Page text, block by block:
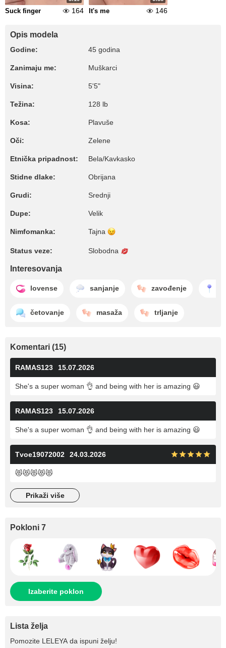
Suck finger 164 It's me 146
Opis modela
Godine: 45 godina
Zanimaju me: Muškarci
Visina: 5'5"
Težina: 128 lb
Kosa: Plavuše
Oči: Zelene
Etnička pripadnost: Bela/Kavkasko
Stidne dlake: Obrijana
Grudi: Srednji
Dupe: Velik
Nimfomanka: Tajna
Status veze: Slobodna
Interesovanja
lovense sanjanje zavođenje
četovanje masaža trljanje
Komentari (15)
RAMAS123 15.07.2026
She's a super woman 👌 and being with her is amazing 😃
RAMAS123 15.07.2026
She's a super woman 👌 and being with her is amazing 😃
Tvoe19072002 24.03.2026
😻😻😻😻😻
prikaži više
Pokloni 7
Izaberite poklon
Lista želja
Pomozite LELEYA da ispuni želju!